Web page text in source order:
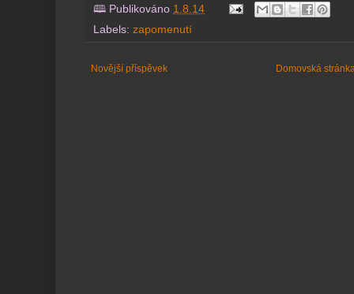
🕮 Publikováno 1.8.14
Labels: zapomenutí
Novější příspěvek Domovská